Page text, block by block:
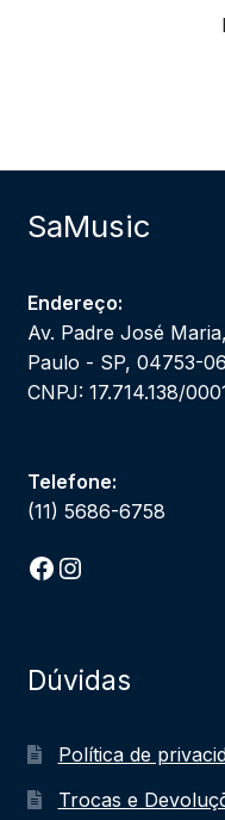
SaMusic
Endereço:
Av. Padre José
Paulo - SP, 04753-
CNPJ: 17.714.138/
Telefone:
(11) 5686-6758
Facebook
Instagram
Dúvidas
Política de
Trocas e